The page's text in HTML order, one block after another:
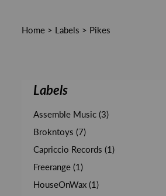
Home > Labels > Pikes
Labels
Assemble Music (3)
Brokntoys (7)
Capriccio Records (1)
Freerange (1)
HouseOnWax (1)